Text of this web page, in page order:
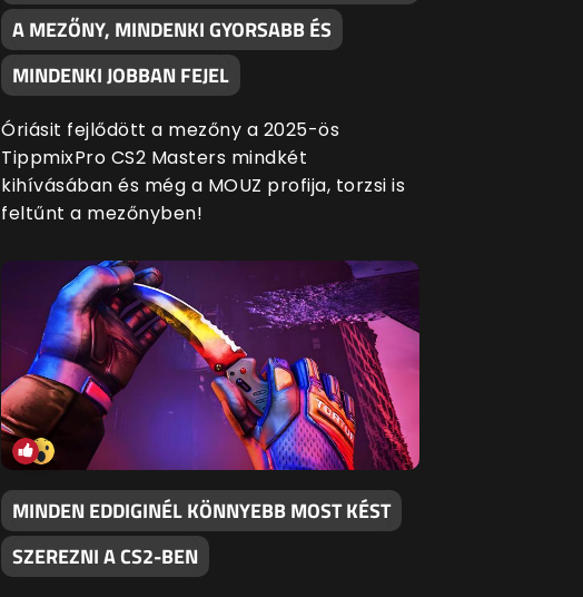
A MEZŐNY, MINDENKI GYORSABB ÉS
MINDENKI JOBBAN FEJEL
Óriásit fejlődött a mezőny a 2025-ös
TippmixPro CS2 Masters mindkét
kihívásában és még a MOUZ profija, torzsi is
feltűnt a mezőnyben!
MINDEN EDDIGINÉL KÖNNYEBB MOST KÉST
SZEREZNI A CS2-BEN